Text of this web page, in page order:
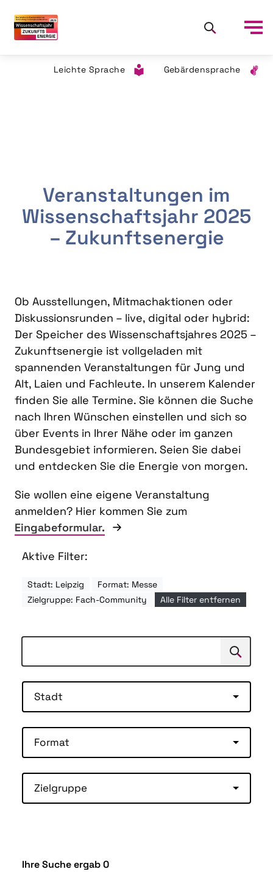
Leichte Sprache Gebärdensprache
Veranstaltungen im
Wissenschaftsjahr 2025
– Zukunftsenergie
Ob Ausstellungen, Mitmachaktionen oder
Diskussionsrunden – live, digital oder hybrid:
Der Speicher des Wissenschaftsjahres 2025 –
Zukunftsenergie ist vollgeladen mit
spannenden Veranstaltungen für Jung und
Alt, Laien und Fachleute. In unserem Kalender
finden Sie alle Termine. Sie können die Suche
nach Ihren Wünschen einstellen und sich so
über Events in Ihrer Nähe oder im ganzen
Bundesgebiet informieren. Seien Sie dabei
und entdecken Sie die Energie von morgen.
Sie wollen eine eigene Veranstaltung
anmelden? Hier kommen Sie zum
Eingabeformular.
Aktive Filter:
Stadt: Leipzig
Format: Messe
Zielgruppe: Fach-Community
Alle Filter entfernen
Suchen
Stadt
Format
Zielgruppe
Ihre Suche ergab 0